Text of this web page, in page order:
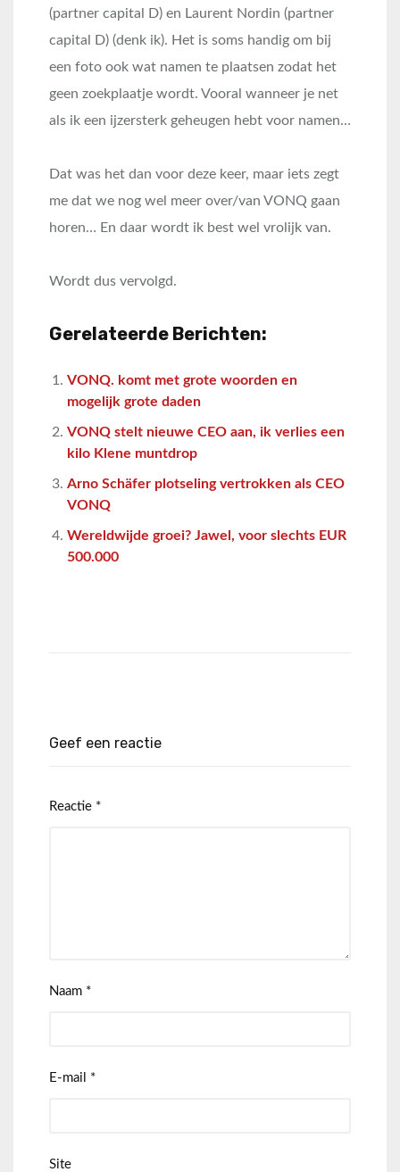
(partner capital D) en Laurent Nordin (partner
capital D) (denk ik). Het is soms handig om bij
een foto ook wat namen te plaatsen zodat het
geen zoekplaatje wordt. Vooral wanneer je net
als ik een ijzersterk geheugen hebt voor namen…
Dat was het dan voor deze keer, maar iets zegt
me dat we nog wel meer over/van VONQ gaan
horen… En daar wordt ik best wel vrolijk van.
Wordt dus vervolgd.
Gerelateerde Berichten:
VONQ. komt met grote woorden en
mogelijk grote daden
VONQ stelt nieuwe CEO aan, ik verlies een
kilo Klene muntdrop
Arno Schäfer plotseling vertrokken als CEO
VONQ
Wereldwijde groei? Jawel, voor slechts EUR
500.000
Geef een reactie
Reactie *
Naam *
E-mail *
Site